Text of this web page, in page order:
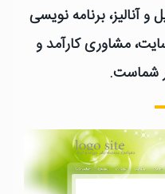
آنالیز، برنامه نویسی
مشاوری کارآمد و
شماست.